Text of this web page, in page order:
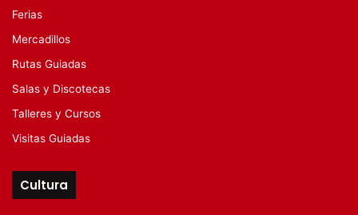
Ferias
Mercadillos
Rutas Guiadas
Salas y Discotecas
Talleres y Cursos
Visitas Guiadas
Cultura